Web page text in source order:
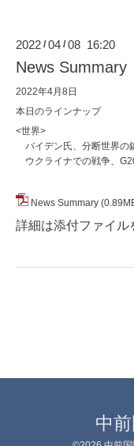
2022 /04 /08 16:20
News Summary
2022年4月8日
本日のラインナップ
<世界>
バイデン氏、分断世界の
ウクライナでの戦争、
News Summary
詳細は添付ファイル
中